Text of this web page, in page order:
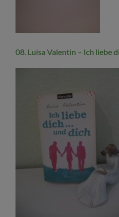
08. Luisa Valentin – Ich liebe